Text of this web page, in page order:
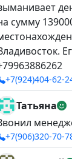
сумму
+7(924)404-62-
Татьяна
+7(906)320-70-